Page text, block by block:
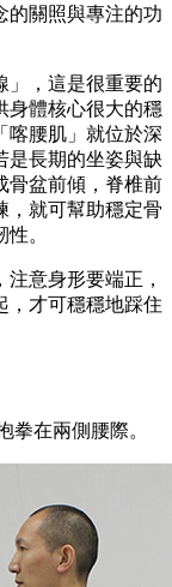
的關照與專注的功
」，這是很重要的
身體核心很大的穩
喀腰肌」就位於深
是長期的坐姿與缺
骨盆前傾，脊椎前
，就可幫助穩定骨
。
意身形要端正，
，才可穩穩地踩住
拳在兩側腰際。